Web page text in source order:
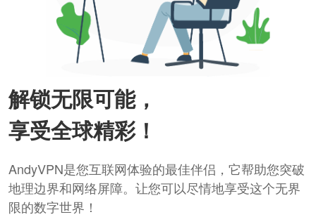
解锁无限可能，
享受全球精彩！
AndyVPN是您互联网体验的最佳伴侣，它帮助您突破
地理边界和网络屏障。让您可以尽情地享受这个无界
限的数字世界！